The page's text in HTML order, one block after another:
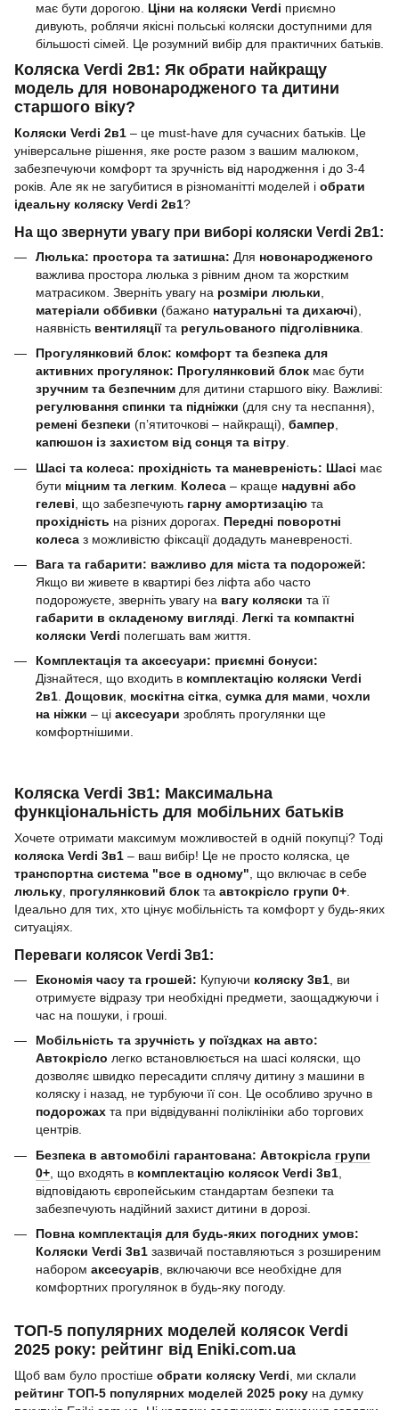
має бути дорогою. Ціни на коляски Verdi приємно
дивують, роблячи якісні польські коляски доступними для
більшості сімей. Це розумний вибір для практичних батьків.
Коляска Verdi 2в1: Як обрати найкращу
модель для новонародженого та дитини
старшого віку?
Коляски Verdi 2в1 – це must-have для сучасних батьків. Це
універсальне рішення, яке росте разом з вашим малюком,
забезпечуючи комфорт та зручність від народження і до 3-4
років. Але як не загубитися в різноманітті моделей і обрати
ідеальну коляску Verdi 2в1?
На що звернути увагу при виборі коляски Verdi 2в1:
Люлька: простора та затишна: Для новонародженого
важлива простора люлька з рівним дном та жорстким
матрасиком. Зверніть увагу на розміри люльки
матеріали оббивки (бажано натуральні та дихаючі),
наявність вентиляціїта регульованого підголівника
Прогулянковий блок: комфорт та безпека для
активних прогулянок: Прогулянковий блок має бути
зручним та безпечним для дитини старшого віку. Важливі:
регулювання спинки та підніжки (для сну та неспання),
ремені безпеки (п’ятиточкові – найкращі), бампер,
капюшон із захистом від сонця та вітру.
Шасі та колеса: прохідність та маневреність: Шасі має
бути міцним та легким Колеса – краще надувні або
гелеві , що забезпечують гарну амортизацію та
прохідність на різних дорогах. Передні поворотні
колеса з можливістю фіксації додадуть маневреності.
Вага та габарити: важливо для міста та подорожей:
Якщо ви живете в квартирі без ліфта або часто
подорожуєте, зверніть увагу на вагу коляски та її
габарити в складеному вигляді Легкі та компактні
коляски Verdi полегшать вам життя.
Комплектація та аксесуари: приємні бонуси:
Дізнайтеся, що входить в комплектацію коляски Verdi
2в1. Дощовик, москітна сітка, сумка для мами, чохли
на ніжки – ці аксесуари зроблять прогулянки ще
комфортнішими.
Коляска Verdi 3в1: Максимальна
функціональність для мобільних батьків
Хочете отримати максимум можливостей в одній покупці? Тоді
коляска Verdi 3в1 – ваш вибір! Це не просто коляска, це
транспортна система "все в одному", що включає в себе
люльку, прогулянковий блок та автокрісло групи 0+.
Ідеально для тих, хто цінує мобільність та комфорт у будь-яких
ситуаціях.
Переваги колясок Verdi 3в1:
Економія часу та грошей: Купуючи коляску 3в1 , ви
отримуєте відразу три необхідні предмети, заощаджуючи і
час на пошуки, і гроші.
Мобільність та зручність у поїздках на авто:
Автокрісло легко встановлюється на шасі коляски, що
дозволяє швидко пересадити сплячу дитину з машини в
коляску і назад, не турбуючи її сон. Це особливо зручно в
подорожах та при відвідуванні поліклініки або торгових
центрів.
Безпека в автомобілі гарантована: Автокрісла групи
0+ , що входять в комплектацію колясок Verdi 3в1
відповідають європейським стандартам безпеки та
забезпечують надійний захист дитини в дорозі.
Повна комплектація для будь-яких погодних умов:
Коляски Verdi 3в1 зазвичай поставляються з розширеним
набором аксесуарів , включаючи все необхідне для
комфортних прогулянок в будь-яку погоду.
ТОП-5 популярних моделей колясок Verdi
2025 року: рейтинг від Eniki.com.ua
Щоб вам було простіше обрати коляску Verdi , ми склали
рейтинг ТОП-5 популярних моделей 2025 року на думку